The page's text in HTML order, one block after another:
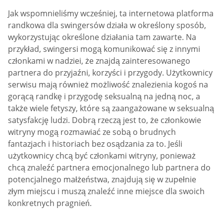
Jak wspomnieliśmy wcześniej, ta internetowa platforma
randkowa dla swingersów działa w określony sposób,
wykorzystując określone działania tam zawarte. Na
przykład, swingersi mogą komunikować się z innymi
członkami w nadziei, że znajdą zainteresowanego
partnera do przyjaźni, korzyści i przygody. Użytkownicy
serwisu mają również możliwość znalezienia kogoś na
gorącą randkę i przygodę seksualną na jedną noc, a
także wiele fetyszy, które są zaangażowane w seksualną
satysfakcję ludzi. Dobrą rzeczą jest to, że członkowie
witryny mogą rozmawiać ze sobą o brudnych
fantazjach i historiach bez osądzania za to. Jeśli
użytkownicy chcą być członkami witryny, ponieważ
chcą znaleźć partnera emocjonalnego lub partnera do
potencjalnego małżeństwa, znajdują się w zupełnie
złym miejscu i muszą znaleźć inne miejsce dla swoich
konkretnych pragnień.